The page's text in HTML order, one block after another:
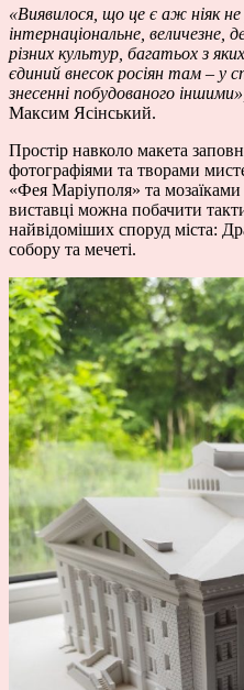
«Виявилося, що це є аж ніяк не
інтернаціональне, величезне,
різних культур, багатьох з
єдиний внесок росіян там – у
знесенні побудованого іншими»,
Максим Ясінський.
Простір навколо макета
фотографіями та творами
«Фея Маріуполя» та
виставці можна побачити
найвідоміших споруд міста:
собору та мечеті.